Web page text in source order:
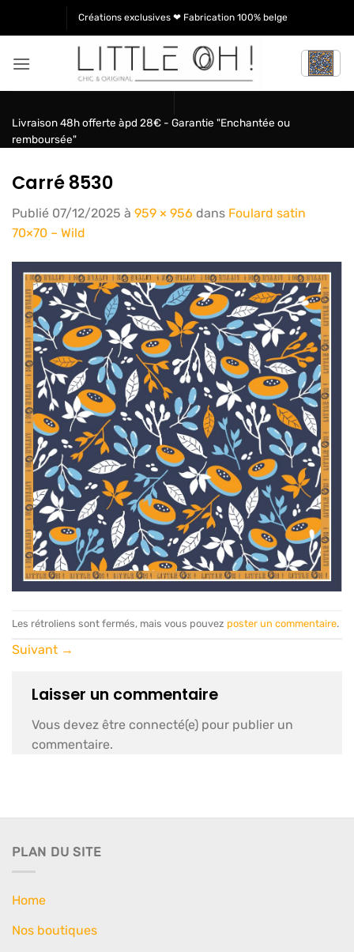
Créations exclusives ❤ Fabrication 100% belge
Livraison 48h offerte àpd 28€ - Garantie "Enchantée ou
remboursée"
Carré 8530
Publié 07/12/2025 à 959 × 956 dans Foulard satin
70×70 – Wild
Les rétroliens sont fermés, mais vous pouvez poster un commentaire.
Suivant →
Laisser un commentaire
Vous devez être connecté(e) pour publier un
commentaire.
PLAN DU SITE
Home
Nos boutiques